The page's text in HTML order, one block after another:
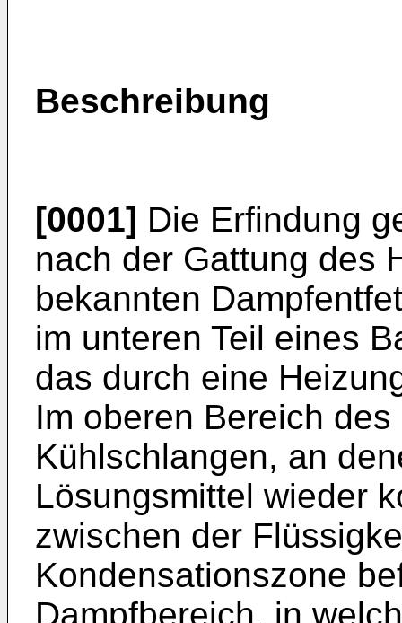
Beschreibung
[0001] Die Erfindung
nach der Gattung des
bekannten
im unteren Teil eines
das durch eine
Im oberen Bereich
Kühlschlangen, an
Lösungsmittel wieder
zwischen der
Kondensationszone
Dampfbereich, in